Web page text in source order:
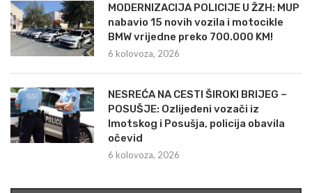
MODERNIZACIJA POLICIJE U ŽZH: MUP
nabavio 15 novih vozila i motocikle
BMW vrijedne preko 700.000 KM!
6 kolovoza, 2026
NESREĆA NA CESTI ŠIROKI BRIJEG –
POSUŠJE: Ozlijeđeni vozači iz
Imotskog i Posušja, policija obavila
očevid
6 kolovoza, 2026